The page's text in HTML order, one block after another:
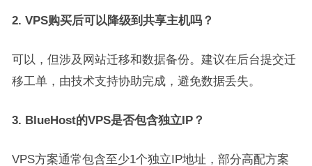
2. VPS购买后可以降级到共享主机吗？
可以，但涉及网站迁移和数据备份。建议在后台提交迁
移工单，由技术支持协助完成，避免数据丢失。
3. BlueHost的VPS是否包含独立IP？
VPS方案通常包含至少1个独立IP地址，部分高配方案